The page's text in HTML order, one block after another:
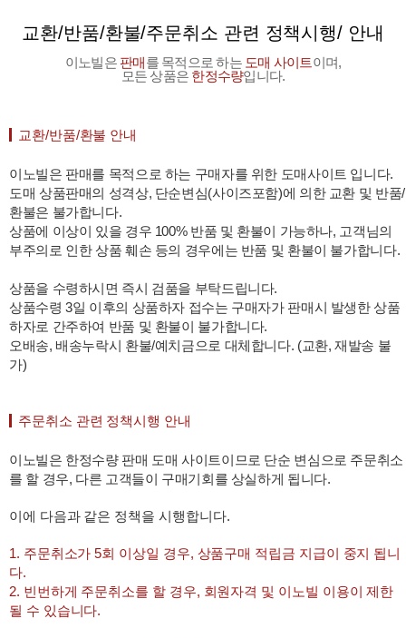
교환/반품/환불/주문취소 관련 정책시행/ 안내
이노빌은 판매를 목적으로 하는 도매 사이트이며,
모든 상품은 한정수량입니다.
교환/반품/환불 안내
이노빌은 판매를 목적으로 하는 구매자를 위한 도매사이트 입니다.
도매 상품판매의 성격상, 단순변심(사이즈포함)에 의한 교환 및 반품/
환불은 불가합니다.
상품에 이상이 있을 경우 100% 반품 및 환불이 가능하나, 고객님의
부주의로 인한 상품 훼손 등의 경우에는 반품 및 환불이 불가합니다.
상품을 수령하시면 즉시 검품을 부탁드립니다.
상품수령 3일 이후의 상품하자 접수는 구매자가 판매시 발생한 상품
하자로 간주하여 반품 및 환불이 불가합니다.
오배송, 배송누락시 환불/예치금으로 대체합니다. (교환, 재발송 불
가)
주문취소 관련 정책시행 안내
이노빌은 한정수량 판매 도매 사이트이므로 단순 변심으로 주문취소
를 할 경우, 다른 고객들이 구매기회를 상실하게 됩니다.
이에 다음과 같은 정책을 시행합니다.
1. 주문취소가 5회 이상일 경우, 상품구매 적립금 지급이 중지 됩니
다.
2. 빈번하게 주문취소를 할 경우, 회원자격 및 이노빌 이용이 제한
될 수 있습니다.